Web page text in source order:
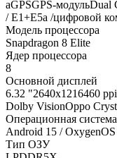
aGPSGPS-
/ E1+E5a /цифровой
Модель процессора
Snapdragon 8 Elite
Ядер процессора
8
Основной дисплей
6.32 "2640x1216460
Dolby VisionOppo
Операционная система
Android 15 /
Тип ОЗУ